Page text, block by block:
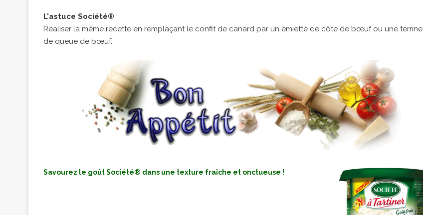
L'astuce Société®
Réaliser la même recette en remplaçant le confit de canard par un émietté de côte de bœuf ou une terrine
de queue de bœuf.
Savourez le goût Société® dans une texture fraîche et onctueuse !